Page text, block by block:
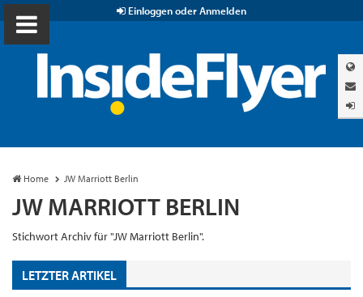
Einloggen oder Anmelden
Home JW Marriott Berlin
JW MARRIOTT BERLIN
Stichwort Archiv für "JW Marriott Berlin".
LETZTER ARTIKEL